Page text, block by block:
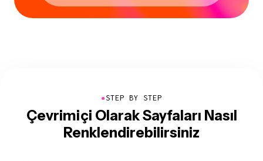
●STEP BY STEP
Çevrimiçi Olarak Sayfaları Nasıl
Renklendirebilirsiniz